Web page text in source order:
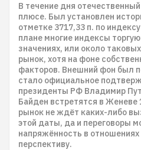
В течение дня
плюсе. Был установлен
отметке 3717,33 п. по
плане многие индексы
значениях, или около
рынок, хотя на фоне
факторов. Внешний фон был
стало официальное
президенты РФ Владимир
Байден встретятся в Женеве
рынок не ждёт каких-либо
этой даты, да и переговоры
напряжённость в
перспективу.